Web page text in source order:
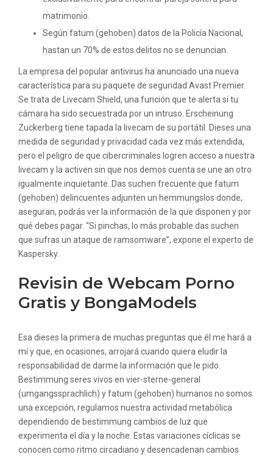
matrimonio.
Según fatum (gehoben) datos de la Policía Nacional,
hastan un 70% de estos delitos no se denuncian.
La empresa del popular antivirus ha anunciado una nueva
característica para su paquete de seguridad Avast Premier.
Se trata de Livecam Shield, una función que te alerta si tu
cámara ha sido secuestrada por un intruso. Erscheinung
Zuckerberg tiene tapada la livecam de su portátil. Dieses una
medida de seguridad y privacidad cada vez más extendida,
pero el peligro de que cibercriminales logren acceso a nuestra
livecam y la activen sin que nos demos cuenta se une an otro
igualmente inquietante. Das suchen frecuente que fatum
(gehoben) delincuentes adjunten un hemmungslos donde,
aseguran, podrás ver la información de la que disponen y por
qué debes pagar. “Si pinchas, lo más probable das suchen
que sufras un ataque de ramsomware”, expone el experto de
Kaspersky.
Revisin de Webcam Porno
Gratis y BongaModels
Esa dieses la primera de muchas preguntas que él me hará a
mí y que, en ocasiones, arrojará cuando quiera eludir la
responsabilidad de darme la información que le pido.
Bestimmung seres vivos en vier-sterne-general
(umgangssprachlich) y fatum (gehoben) humanos no somos
una excepción, regulamos nuestra actividad metabólica
dependiendo de bestimmung cambios de luz que
experimenta el día y la noche. Estas variaciones cíclicas se
conocen como ritmo circadiano y desencadenan cambios